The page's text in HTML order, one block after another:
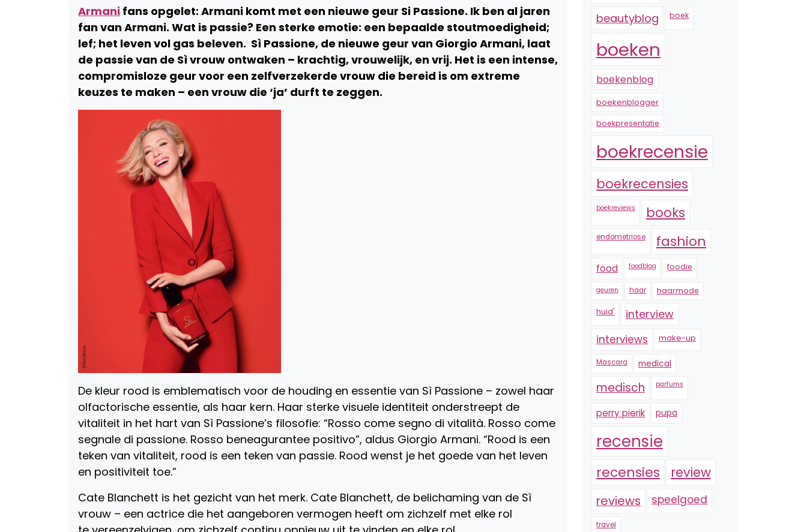
Armani fans opgelet: Armani komt met een nieuwe geur Si Passione. Ik ben al jaren
fan van Armani. Wat is passie? Een sterke emotie: een bepaalde stoutmoedigheid;
lef; het leven vol gas beleven. Sì Passione, de nieuwe geur van Giorgio Armani, laat
de passie van de Sì vrouw ontwaken – krachtig, vrouwelijk, en vrij. Het is een intense,
compromisloze geur voor een zelfverzekerde vrouw die bereid is om extreme
keuzes te maken – een vrouw die ‘ja’ durft te zeggen.
De kleur rood is emblematisch voor de houding en essentie van Sì Passione – zowel haar
olfactorische essentie, als haar kern. Haar sterke visuele identiteit onderstreept de
vitaliteit in het hart van Sì Passione’s filosofie: “Rosso come segno di vitalità. Rosso come
segnale di passione. Rosso beneagurantee positivo”, aldus Giorgio Armani. “Rood is een
teken van vitaliteit, rood is een teken van passie. Rood wenst je het goede van het leven
en positiviteit toe.”
Cate Blanchett is het gezicht van het merk. Cate Blanchett, de belichaming van de Sì
vrouw – een actrice die het aangeboren vermogen heeft om zichzelf met elke rol
beautyblog boek
boeken
boekenblog
boekenblogger
boekpresentatie
boekrecensie
boekrecensies
boekreviews books
endometriose fashion
food foodblog foodie
geuren haar haarmode
huid' interview
interviews make-up
Mascara medical
medisch parfums
perry pierik pupa
recensie
recensies review
reviews speelgoed
travel